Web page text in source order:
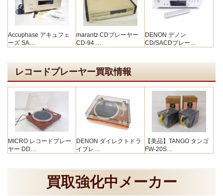
Accuphase アキュフェ
ーズ SA…
marantz CDプレーヤー
CD-94 …
DENON デノン
CD/SACDプレー…
レコードプレーヤー買取情報
MICRO レコードプレー
ヤー DD…
DENON ダイレクトドラ
イブレ…
【美品】TANGO タンゴ
FW-20S…
買取強化中メーカー